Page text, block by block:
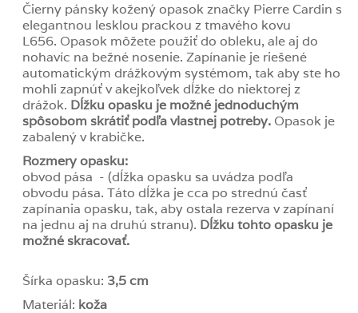
Čierny pánsky kožený opasok značky Pierre Cardin s
elegantnou lesklou prackou z tmavého kovu
L656. Opasok môžete použiť do obleku, ale aj do
nohavíc na bežné nosenie. Zapínanie je riešené
automatickým drážkovým systémom, tak aby ste ho
mohli zapnúť v akejkoľvek dĺžke do niektorej z
drážok. Dĺžku opasku je možné jednoduchým
spôsobom skrátiť podľa vlastnej potreby. Opasok je
zabalený v krabičke.
Rozmery opasku:
obvod pása - (dĺžka opasku sa uvádza podľa
obvodu pása. Táto dĺžka je cca po strednú časť
zapínania opasku, tak, aby ostala rezerva v zapínaní
na jednu aj na druhú stranu). Dĺžku tohto opasku je
možné skracovať.
Šírka opasku: 3,5 cm
Materiál: koža